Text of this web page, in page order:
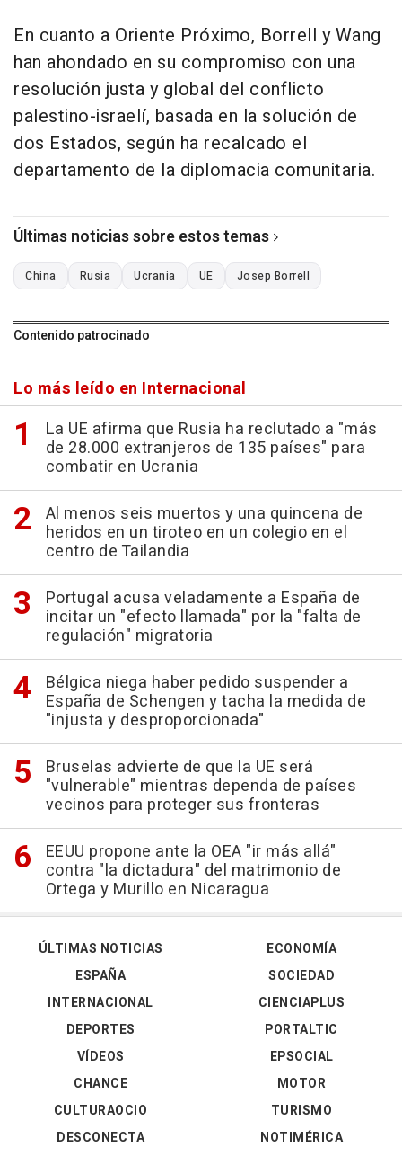
En cuanto a Oriente Próximo, Borrell y Wang
han ahondado en su compromiso con una
resolución justa y global del conflicto
palestino-israelí, basada en la solución de
dos Estados, según ha recalcado el
departamento de la diplomacia comunitaria.
Últimas noticias sobre estos temas
China Rusia Ucrania UE Josep Borrell
Contenido patrocinado
Lo más leído en Internacional
La UE afirma que Rusia ha reclutado a "más
de 28.000 extranjeros de 135 países" para
combatir en Ucrania
Al menos seis muertos y una quincena de
heridos en un tiroteo en un colegio en el
centro de Tailandia
Portugal acusa veladamente a España de
incitar un "efecto llamada" por la "falta de
regulación" migratoria
Bélgica niega haber pedido suspender a
España de Schengen y tacha la medida de
"injusta y desproporcionada"
Bruselas advierte de que la UE será
"vulnerable" mientras dependa de países
vecinos para proteger sus fronteras
EEUU propone ante la OEA "ir más allá"
contra "la dictadura" del matrimonio de
Ortega y Murillo en Nicaragua
ÚLTIMAS NOTICIAS
ESPAÑA
INTERNACIONAL
DEPORTES
VÍDEOS
ECONOMÍA
SOCIEDAD
CIENCIAPLUS
PORTALTIC
EPSOCIAL
CHANCE
CULTURAOCIO
DESCONECTA
MOTOR
TURISMO
NOTIMÉRICA